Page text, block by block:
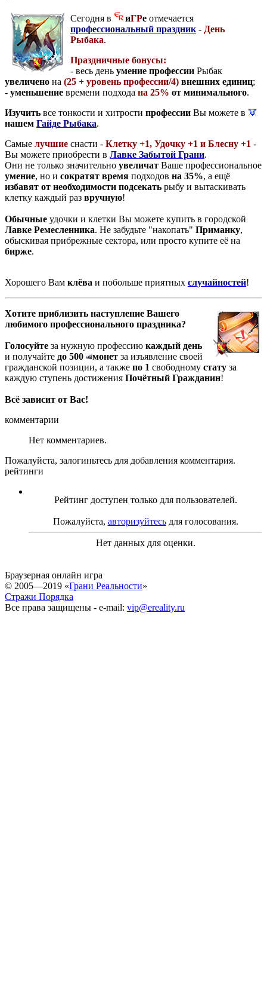
Сегодня в иГРе отмечается
профессиональный праздник - День
Рыбака.
Праздничные бонусы:
- весь день умение профессии Рыбак
увеличено на (25 + уровень профессии/4) внешних единиц;
- уменьшение времени подхода на 25% от минимального.
Изучить все тонкости и хитрости профессии Вы можете в
нашем Гайде Рыбака.
Самые лучшие снасти - Клетку +1, Удочку +1 и Блесну +1 -
Вы можете приобрести в Лавке Забытой Грани.
Они не только значительно увеличат Ваше профессиональное
умение, но и сократят время подходов на 35%, а ещё
избавят от необходимости подсекать рыбу и вытаскивать
клетку каждый раз вручную!
Обычные удочки и клетки Вы можете купить в городской
Лавке Ремесленника. Не забудьте "накопать" Приманку,
обыскивая прибрежные сектора, или просто купите её на
бирже.
Хорошего Вам клёва и побольше приятных случайностей!
Хотите приблизить наступление Вашего
любимого профессионального праздника?
Голосуйте за нужную профессию каждый день
и получайте до 500 монет за изъявление своей
гражданской позиции, а также по 1 свободному стату за
каждую ступень достижения Почётный Гражданин!
Всё зависит от Вас!
комментарии
Нет комментариев.
Пожалуйста, залогиньтесь для добавления комментария.
рейтинги
Рейтинг доступен только для пользователей.
Пожалуйста, авторизуйтесьдля голосования.
Нет данных для оценки.
Браузерная онлайн игра
© 2005—2019 «Грани Реальности»
Стражи Порядка
Все права защищены - e-mail: vip@ereality.ru